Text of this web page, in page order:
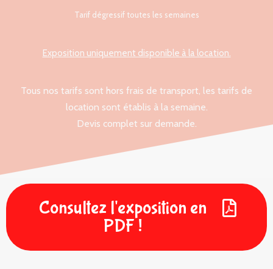
Tarif dégressif toutes les semaines
Exposition uniquement disponible à la location.
Tous nos tarifs sont hors frais de transport, les tarifs de
location sont établis à la semaine.
Devis complet sur demande.
Consultez l'exposition en
PDF !